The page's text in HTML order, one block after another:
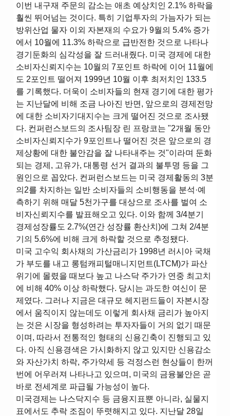
이번 내구재 주문의 감소는 애초 예상치인 2.1% 하락을
훨씬 뛰어넘는 것이다. 특히 기업투자의 가늠자가 되는
방위산업 물자 이외 자본재의 수요가 9월의 5.4% 증가
에서 10월에 11.3% 하락으로 급반전한 것으로 나타나
경기둔화의 심각성을 잘 드러내줬다. 미국 경제에 대한
소비자신뢰지수는 10월의 7포인트 하락에 이어 11월에
도 2포인트 떨어져 1999년 10월 이후 최저치인 133.5
를 기록했다. 더욱이 소비자들의 현재 경기에 대한 평가
는 지난달에 비해 조금 나아진 반면, 앞으로의 경제전망
에 대한 소비자기대지수는 크게 떨어진 것으로 조사됐
다. 컨퍼런스보드의 조사팀장 린 프랑코는 "2개월 동안
소비자신뢰지수가 9포인트나 떨어진 것은 앞으로의 경
제상황에 대한 불안감을 잘 나타내주는 것"이라며 둔화
되는 경제, 고유가, 대통령 선거 결과의 불투명 등을 그
원인으로 꼽았다. 컨퍼런스보드는 미국 경제활동의 3분
의2를 차지하는 일반 소비자들의 소비행동을 분석·예
측하기 위해 매달 5천가구를 대상으로 조사를 벌여 소
비자신뢰지수를 발표해오고 있다. 이와 함께 3/4분기
경제성장률도 2.7%(연간 성장률 환산치)에 그쳐 2/4분
기의 5.6%에 비해 크게 하락할 것으로 추정됐다.
미국 고수익 회사채의 가산금리가 1998년 러시아 국채
가 부도를 내고 롱텀캐피털매니지먼트(LTCM)가 파산
위기에 몰렸을 때보다 높고 나스닥 주가가 연중 최고치
에 비해 40% 이상 하락했다. 당시는 과도한 여신이 문
제였다. 그러나 지금은 대규모 헤지펀드들이 자본시장
에서 움직이지 않는데도 이렇게 회사채 금리가 높아지
는 것은 시장을 형성하려는 투자자들이 거의 없기 때문
이며, 따라서 전통적인 형태의 신용긴축이 진행되고 있
다. 아직 신용경색은 가시화하지 않고 있지만 신용감소
와 자산가치 하락, 주가약세 등 걱정스런 현상들이 한꺼
번에 어우러져 나타나고 있으며, 미국의 금융불안은 곧
바로 전세계로 파급될 가능성이 높다.
미국경제는 나스닥지수 등 금융지표뿐 아니라, 실물지
표에서도 추락 조짐이 뚜렷해지고 있다. 지난달 28일